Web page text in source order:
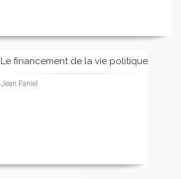
Le financement de la vie politique
Jean Faniel